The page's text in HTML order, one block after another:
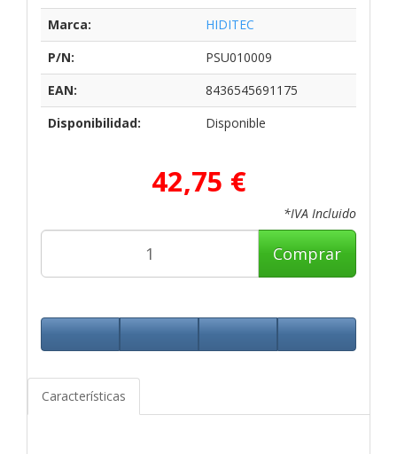
Marca:
HIDITEC
P/N:
PSU010009
EAN:
8436545691175
Disponibilidad:
Disponible
42,75 €
*IVA Incluido
Comprar
Características